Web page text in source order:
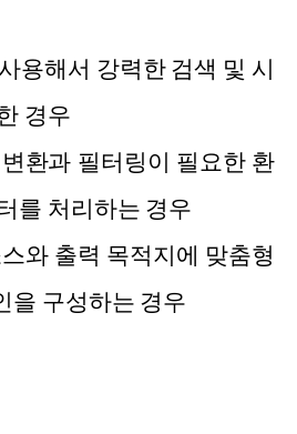
용해서 강력한 검색 및 시
경우
환과 필터링이 필요한 환
를 처리하는 경우
와 출력 목적지에 맞춤형
을 구성하는 경우